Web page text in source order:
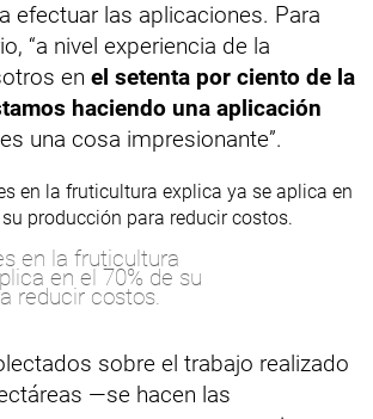
efectuar las aplicaciones. Para
“a nivel experiencia de la
en el setenta por ciento de la
haciendo una aplicación
una cosa impresionante”.
en la fruticultura
en el 70% de su
reducir costos.
sobre el trabajo realizado
—se hacen las